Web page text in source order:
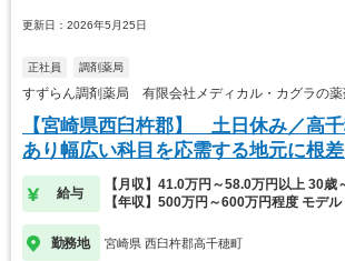
更新日：2026年5月25日
正社員 調剤薬局
すずらん調剤薬局 有限会社メディカル・カグラの薬
【宮崎県西臼杵郡】 土日休み／高
あり幅広い科目を応需する地元に根
給与
【月収】41.0万円～58.0万円以上 30歳
【年収】500万円～600万円程度 モデル
勤務地 宮崎県 西臼杵郡高千穂町